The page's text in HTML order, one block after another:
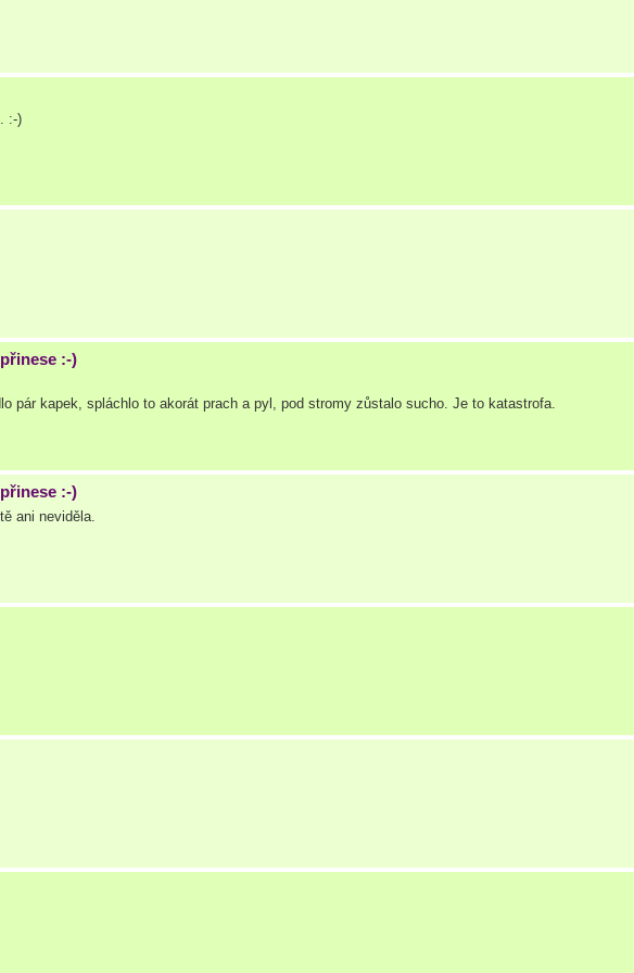
:-)
:-)
pár kapek, spláchlo to akorát prach a pyl, pod stromy zůstalo sucho. Je to katastrofa.
:-)
ani neviděla.